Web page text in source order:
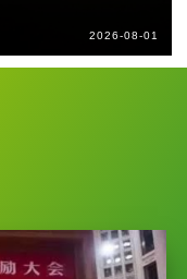
2026-08-01